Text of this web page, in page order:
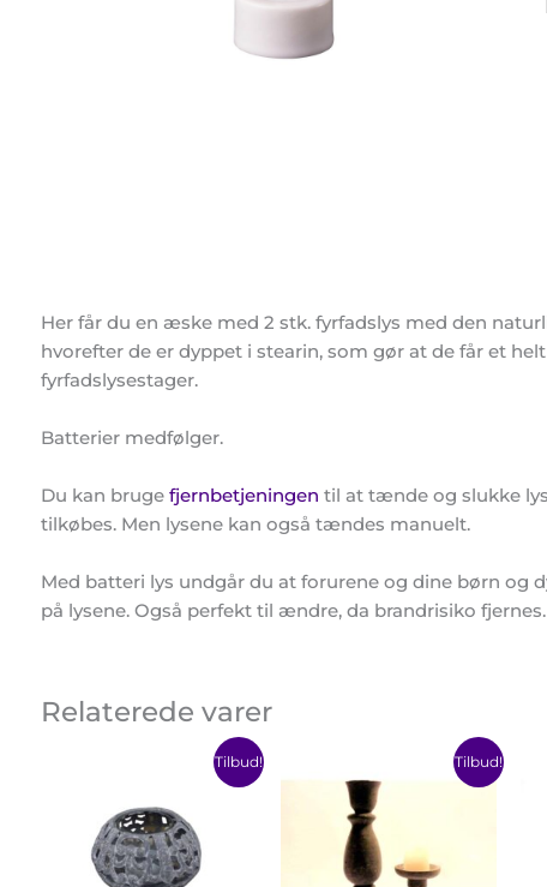
Her får du en æske med 2 stk. fyrfadslys med den
hvorefter de er dyppet i stearin, som gør at de får et
fyrfadslysestager.
Batterier medfølger.
Du kan bruge fjernbetjeningen til at tænde og slukke
tilkøbes. Men lysene kan også tændes manuelt.
Med batteri lys undgår du at forurene og dine børn
på lysene. Også perfekt til ændre, da brandrisiko fjernes.
Relaterede varer
Tilbud!
oprindelige
var:
55,00 kr..
Den
aktuelle
pris
Tilbud!
37,50 kr.
til
Dette
vare